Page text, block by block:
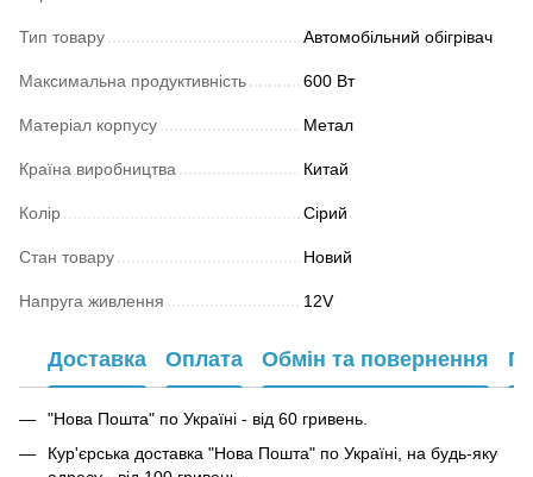
Тип товару Автомобільний обігрівач
Максимальна продуктивність 600 Вт
Матеріал корпусу Метал
Країна виробництва Китай
Колір Сірий
Стан товару Новий
Напруга живлення 12V
Доставка Оплата Обмін та повернення
"Нова Пошта" по Україні - від 60 гривень.
Кур'єрська доставка "Нова Пошта" по Україні, на будь-яку